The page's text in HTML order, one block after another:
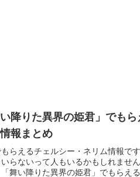
降りた異界の姫君」でもら
報まとめ
らえるチェルシー・ネリム情報です
らないって人もいるかもしれません
舞い降りた異界の姫君」でもらえ